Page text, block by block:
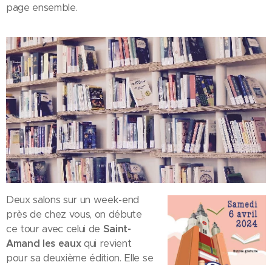
page ensemble.
Deux salons sur un week-end
près de chez vous, on débute
ce tour avec celui de Saint-
Amand les eauxqui revient
pour sa deuxième édition. Elle se